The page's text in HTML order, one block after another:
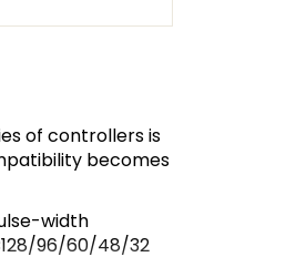
of controllers is
becomes
width
96/60/48/32